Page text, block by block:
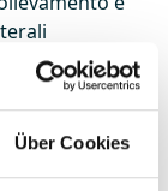
Über Cookies
per il
in
Il
con
t ed è